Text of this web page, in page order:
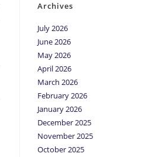
Archives
July 2026
June 2026
May 2026
April 2026
March 2026
February 2026
January 2026
December 2025
November 2025
October 2025